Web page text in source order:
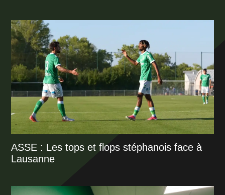
ASSE : Les tops et flops stéphanois face à
Lausanne